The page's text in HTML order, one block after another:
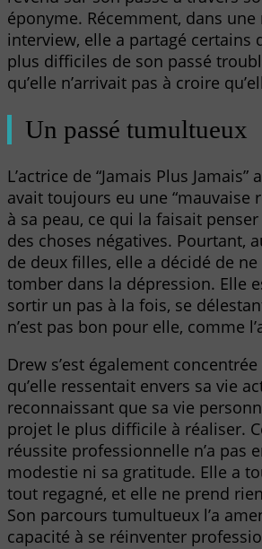
éponyme. Récemment, dans une
interview, elle a partagé certains
plus difficiles de son passé
qu’elle n’arrivait pas à croire
Un passé tumultueux
L’actrice de “Jamais Plus Jamais”
avait toujours eu une “mauvaise
à sa peau, ce qui la faisait
des choses négatives. Pourtant,
de deux filles, elle a décidé de
tomber dans la dépression. Elle
sortir un pas à la fois, se
n’est pas bon pour elle, comme
Drew s’est également
qu’elle ressentait envers sa vie
reconnaissant que sa vie
projet le plus difficile à réaliser.
réussite professionnelle n’a pas
modestie ni sa gratitude. Elle a
tout regagné, et elle ne prend
Son parcours tumultueux l’a
capacité à se réinventer